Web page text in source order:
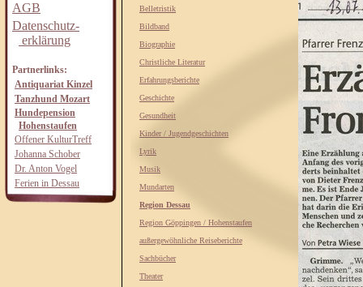
AGB
Datenschutz-
erklärung
Partnerlinks:
Antiquariat Kinzel
Tanzhund Mozart
Hundepension
Hohenstaufen
Offener KulturTreff
Johanna Schober
Dr. Anton Vogel
Ferien in Dessau
Belletristik
Bildband
Biographie
Christliche Literatur
Erfahrungsberichte
Geschichte
Gesundheit
Kinder / Jugendgeschichten
Lyrik
Musik
Mundarten
Region Dessau
Region Göppingen / Hohenstaufen
außergewöhnliche Reiseberichte
Sachbücher
Theater